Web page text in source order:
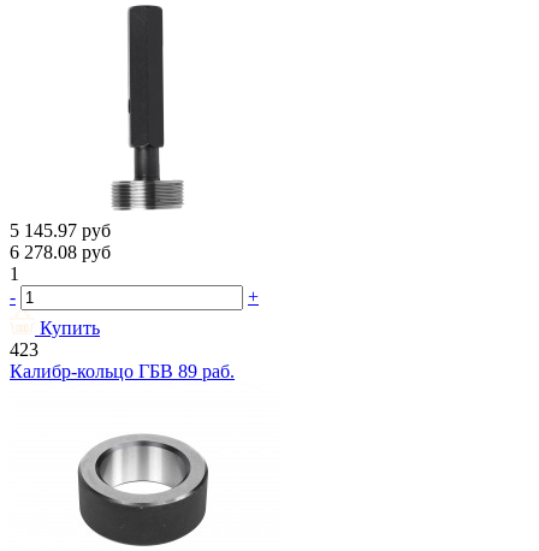
5 145.97 руб
6 278.08 руб
1
-
+
Купить
423
Калибр-кольцо ГБВ 89 раб.